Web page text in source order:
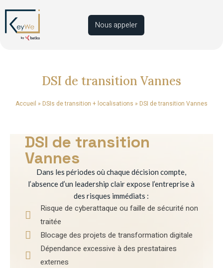
Nous appeler
DSI de transition Vannes
Accueil » DSIs de transition + localisations » DSI de transition Vannes
DSI de transition
Vannes
Dans les périodes où chaque décision compte,
l’absence d’un leadership clair expose l’entreprise à
des risques immédiats :
Risque de cyberattaque ou faille de sécurité non
traitée
Blocage des projets de transformation digitale
Dépendance excessive à des prestataires
externes